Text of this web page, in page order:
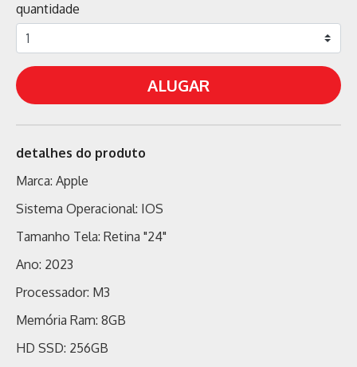
quantidade
ALUGAR
detalhes do produto
Marca: Apple
Sistema Operacional: IOS
Tamanho Tela: Retina "24"
Ano: 2023
Processador: M3
Memória Ram: 8GB
HD SSD: 256GB